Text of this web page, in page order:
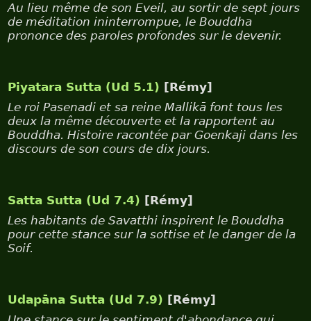
Au lieu même de son Eveil, au sortir de sept jours
de méditation ininterrompue, le Bouddha
prononce des paroles profondes sur le devenir.
Piyatara Sutta (Ud 5.1) [Rémy]
Le roi Pasenadi et sa reine Mallikā font tous les
deux la même découverte et la rapportent au
Bouddha. Histoire racontée par Goenkaji dans les
discours de son cours de dix jours.
Satta Sutta (Ud 7.4) [Rémy]
Les habitants de Savatthi inspirent le Bouddha
pour cette stance sur la sottise et le danger de la
Soif.
Udapāna Sutta (Ud 7.9) [Rémy]